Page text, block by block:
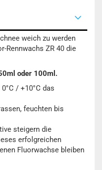
weich zu werden
Rennwachs ZR 40 die
oder 100ml.
/ +10°C das
feuchten bis
steigern die
erfolgreichen
Fluorwachse bleiben